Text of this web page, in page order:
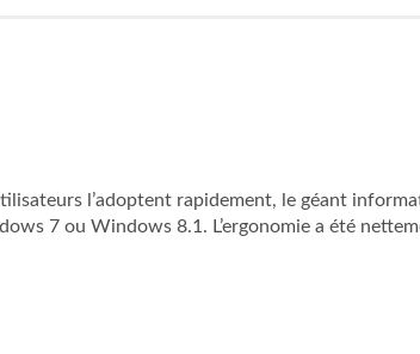
l’adoptent rapidement, le géant
7 ou Windows 8.1. L’ergonomie a été